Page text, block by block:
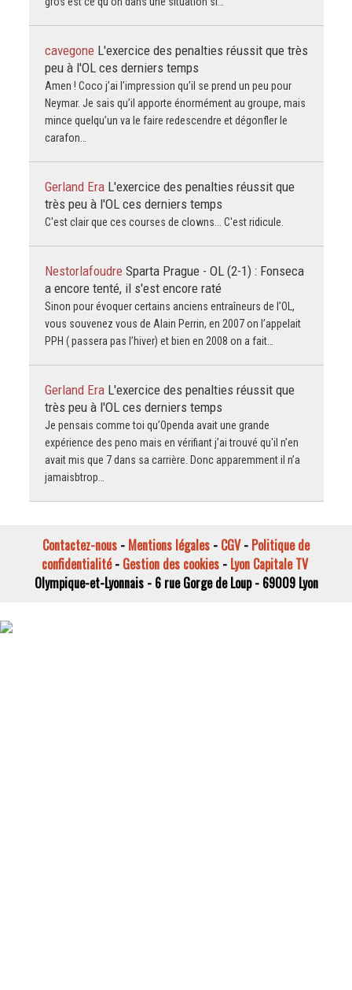
cavegone L'exercice des penalties réussit que très
peu à l'OL ces derniers temps
Amen ! Coco j’ai l’impression qu’il se prend un peu pour
Neymar. Je sais qu’il apporte énormément au groupe, mais
mince quelqu’un va le faire redescendre et dégonfler le
carafon…
Gerland Era L'exercice des penalties réussit que
très peu à l'OL ces derniers temps
C'est clair que ces courses de clowns... C'est ridicule.
Nestorlafoudre Sparta Prague - OL (2-1) : Fonseca
a encore tenté, il s'est encore raté
Sinon pour évoquer certains anciens entraîneurs de l’OL,
vous souvenez vous de Alain Perrin, en 2007 on l’appelait
PPH ( passera pas l’hiver) et bien en 2008 on a fait…
Gerland Era L'exercice des penalties réussit que
très peu à l'OL ces derniers temps
Je pensais comme toi qu’Openda avait une grande
expérience des peno mais en vérifiant j’ai trouvé qu'il n’en
avait mis que 7 dans sa carrière. Donc apparemment il n’a
jamaisbtrop…
Contactez-nous - Mentions légales - CGV- Politique de
confidentialité- Gestion des cookies- Lyon Capitale TV
Olympique-et-Lyonnais - 6 rue Gorge de Loup - 69009 Lyon